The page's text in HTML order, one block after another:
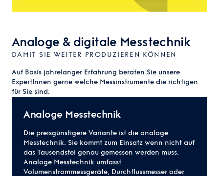
Analoge & digitale Messtechnik
DAMIT SIE WEITER PRODUZIEREN KÖNNEN
Auf Basis jahrelanger Erfahrung beraten Sie unsere
ExpertInnen gerne welche Messinstrumente die richtigen
für Sie sind.
Analoge Messtechnik
Die preisgünstigere Variante ist die analoge
Messtechnik. Sie kommt zum Einsatz wenn nicht auf
das Tausendstel genau gemessen werden muss.
Analoge Messtechnik umfasst
Volumenstrommessgeräte, Durchflussmesser oder